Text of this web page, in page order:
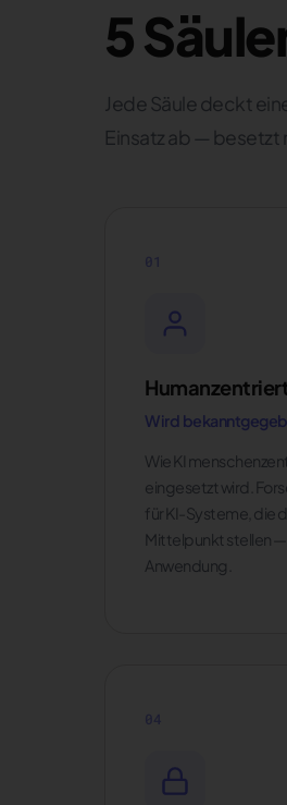
5
Jede Säule deckt
Einsatz ab — besetzt
Wird
Wie KI
eingesetzt wird.
für KI-Systeme, die
Mittelpunkt stellen —
Anwendung.